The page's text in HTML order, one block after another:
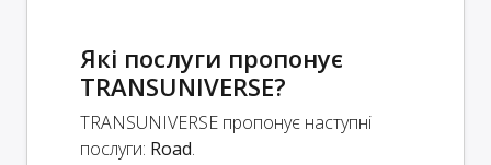
Які послуги пропонує
TRANSUNIVERSE?
TRANSUNIVERSE пропонує наступні
послуги: Road.